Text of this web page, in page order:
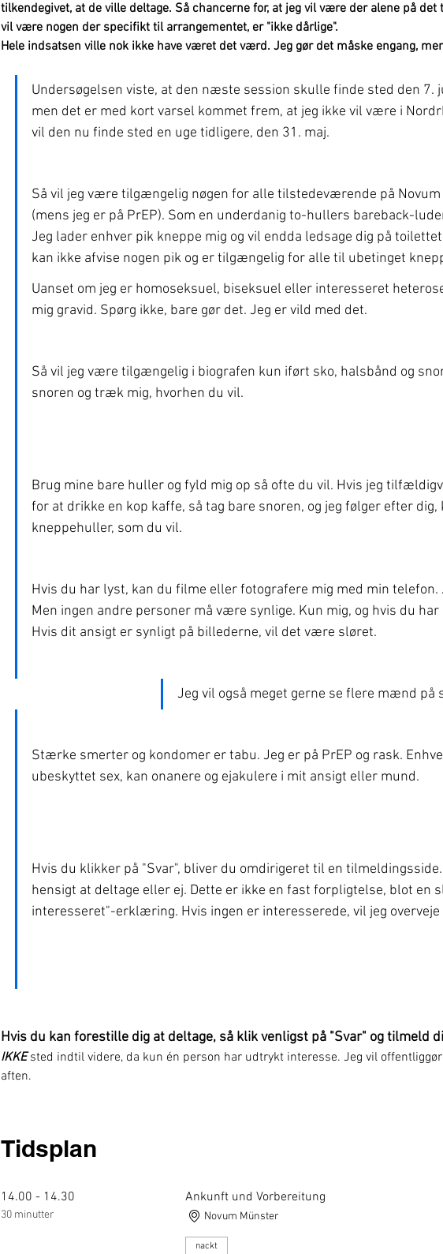
tilkendegivet, at de ville deltage. Så chancerne for, at jeg vil være der alene på
vil være nogen der specifikt til arrangementet, er "ikke dårlige".
Hele indsatsen ville nok ikke have været det værd. Jeg gør det måske engang,
Undersøgelsen viste, at den næste session skulle finde sted den 7.
men det er med kort varsel kommet frem, at jeg ikke vil være i
vil den nu finde sted en uge tidligere, den 31. maj.
Så vil jeg være tilgængelig nøgen for alle tilstedeværende på
(mens jeg er på PrEP). Som en underdanig to-hullers bareback-
Jeg lader enhver pik kneppe mig og vil endda ledsage dig på
kan ikke afvise nogen pik og er tilgængelig for alle til ubetinget
Uanset om jeg er homoseksuel, biseksuel eller interesseret
mig gravid. Spørg ikke, bare gør det. Jeg er vild med det.
Så vil jeg være tilgængelig i biografen kun iført sko, halsbånd og
snoren og træk mig, hvorhen du vil.
Brug mine bare huller og fyld mig op så ofte du vil. Hvis jeg
for at drikke en kop kaffe, så tag bare snoren, og jeg følger efter
kneppehuller, som du vil.
Hvis du har lyst, kan du filme eller fotografere mig med min telefon.
Men ingen andre personer må være synlige. Kun mig, og hvis du
Hvis dit ansigt er synligt på billederne, vil det være sløret.
Jeg vil også meget gerne se flere mænd på
Stærke smerter og kondomer er tabu. Jeg er på PrEP og rask.
ubeskyttet sex, kan onanere og ejakulere i mit ansigt eller mund.
Hvis du klikker på "Svar", bliver du omdirigeret til en
hensigt at deltage eller ej. Dette er ikke en fast forpligtelse, blot en
interesseret"-erklæring. Hvis ingen er interesserede, vil jeg
Hvis du kan forestille dig at deltage, så klik venligst på "Svar" og tilmeld
IKKE sted indtil videre, da kun én person har udtrykt interesse. Jeg vil
aften.
Tidsplan
14.00 - 14.30
30 minutter
Ankunft und Vorbereitung
Novum Münster
nackt